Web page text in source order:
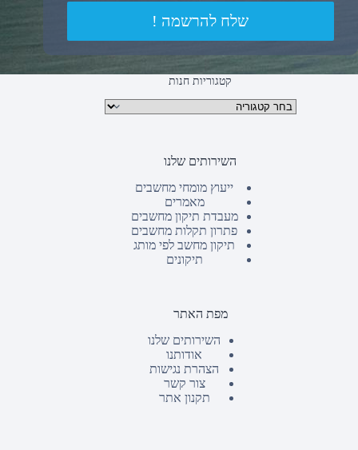
שלח להרשמה !
קטגוריות חנות
קטגוריות מוצרים
השירותים שלנו
ייעוץ מומחי מחשבים
מאמרים
מעבדת תיקון מחשבים
פתרון תקלות מחשבים
תיקון מחשב לפי מותג
תיקונים
מפת האתר
השירותים שלנו
אודותנו
הצהרת נגישות
צור קשר
תקנון אתר